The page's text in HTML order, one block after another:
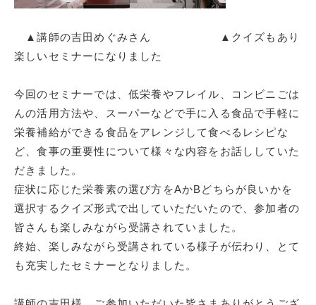
▲講師の吉田めぐみさん ▲クイズもあり
楽しいセミナーになりました
今回のセミナーでは、低栄養やフレイル、コンビニごは
んの活用方法や、スーパーなどで手に入る食品で手軽に
栄養補給ができる食品をアレンジして食べるレシピな
ど、食事の重要性について様々な内容をお話ししていた
だきました。
症状に応じた栄養素の選び方をAかBどちらが良いかを
選択するクイズ形式で出していただいたので、参加者の
皆さんも楽しみながら受講されていました。
終始、楽しみながら受講されている様子が伝わり、とて
も充実したセミナーとなりました。